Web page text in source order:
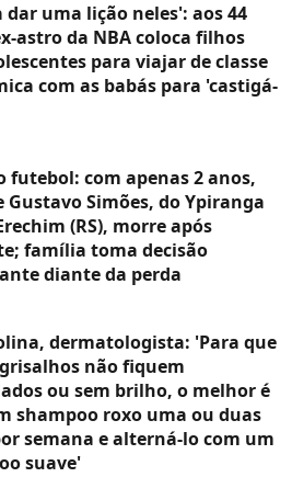
dar uma lição neles': aos 44
astro da NBA coloca filhos
para viajar de classe
com as babás para 'castigá-
futebol: com apenas 2 anos,
Gustavo Simões, do Ypiranga
(RS), morre após
família toma decisão
diante da perda
dermatologista: 'Para que
não fiquem
ou sem brilho, o melhor é
shampoo roxo uma ou duas
semana e alterná-lo com um
suave'